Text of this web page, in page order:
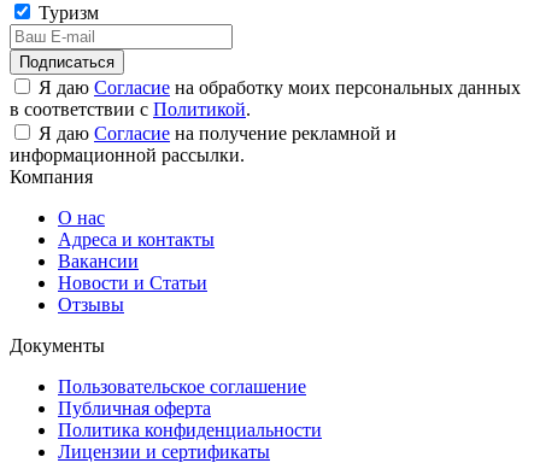
Туризм
Подписаться
Я даю Согласие на обработку моих персональных данных
в соответствии с Политикой.
Я даю Согласие на получение рекламной и
информационной рассылки.
Компания
О нас
Адреса и контакты
Вакансии
Новости и Статьи
Отзывы
Документы
Пользовательское соглашение
Публичная оферта
Политика конфиденциальности
Лицензии и сертификаты